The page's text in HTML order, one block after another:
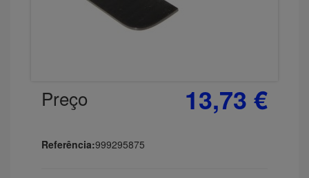
Preço 13,73 €
Referência:999295875